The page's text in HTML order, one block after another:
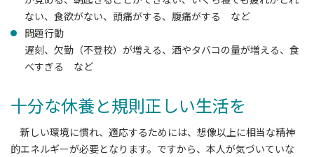
ない、食欲がない、頭痛がする、腹痛がする など
問題行動
遅刻、欠勤（不登校）が増える、酒やタバコの量が増える、食
べすぎる など
十分な休養と規則正しい生活を
新しい環境に慣れ、適応するためには、想像以上に相当な精神
的エネルギーが必要となります。ですから、本人が気づいていな